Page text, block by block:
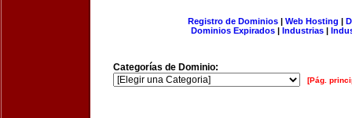
Registro de Dominios| Web Hosting |
Dominios Expirados | Industrias |
Categorías de Dominio:
[Pág.